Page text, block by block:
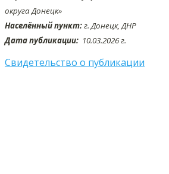
округа Донецк»
Населённый пункт:г. Донецк, ДНР
Дата публикации: 10.03.2026 г.
Свидетельство о публикации